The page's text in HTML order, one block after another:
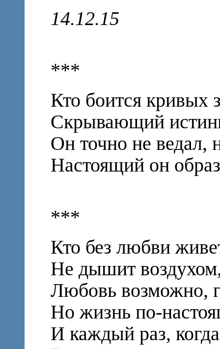
14.12.15
***
Кто боится кривых
Скрывающий
Он точно не ведал,
Настоящий он
***
Кто без любви
Не дышит
Любовь возможно,
Но жизнь по-
И каждый раз,